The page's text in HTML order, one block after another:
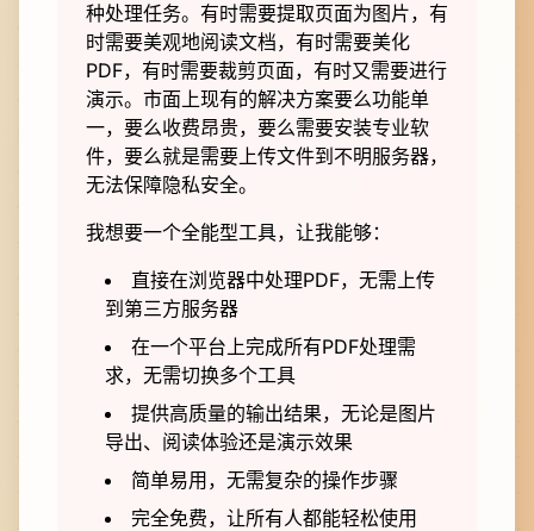
种处理任务。有时需要提取页面为图片，有
时需要美观地阅读文档，有时需要美化
PDF，有时需要裁剪页面，有时又需要进行
演示。市面上现有的解决方案要么功能单
一，要么收费昂贵，要么需要安装专业软
件，要么就是需要上传文件到不明服务器，
无法保障隐私安全。
我想要一个全能型工具，让我能够：
直接在浏览器中处理PDF，无需上传
到第三方服务器
在一个平台上完成所有PDF处理需
求，无需切换多个工具
提供高质量的输出结果，无论是图片
导出、阅读体验还是演示效果
简单易用，无需复杂的操作步骤
完全免费，让所有人都能轻松使用